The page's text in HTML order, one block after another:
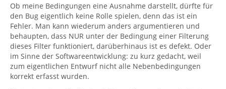
Ob meine Bedingungen eine Ausnahme darstellt, dürfte für
den Bug eigentlich keine Rolle spielen, denn das ist ein
Fehler. Man kann wiederum anders argumentieren und
behaupten, dass NUR unter der Bedingung einer Filterung
dieses Filter funktioniert, darüberhinaus ist es defekt. Oder
im Sinne der Softwareentwicklung: zu kurz gedacht, weil
zum eigentlichen Entwurf nicht alle Nebenbedingungen
korrekt erfasst wurden.